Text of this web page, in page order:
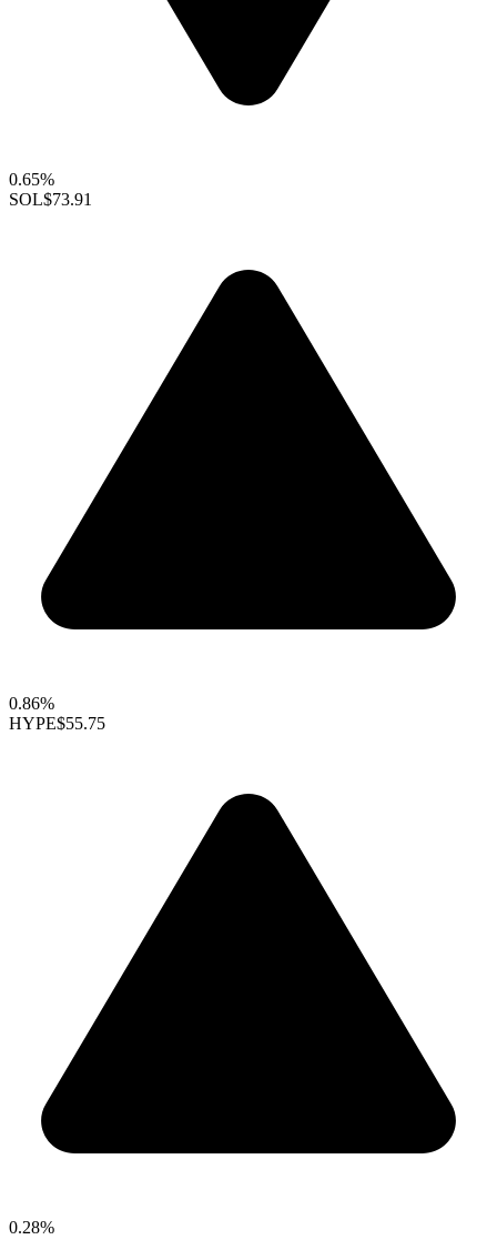
0.65%
SOL$73.91
0.86%
HYPE$55.75
0.28%